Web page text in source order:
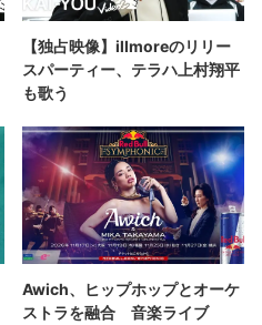
【独占映像】illmoreのリリー
スパーティー、テラハ上村翔平
も歌う
Awich、ヒップホップとオーケ
ストラを融合 音楽ライブ